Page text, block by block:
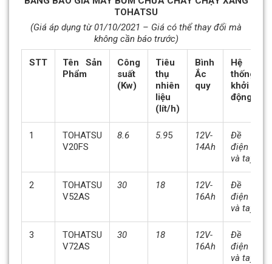
TOHATSU
(Giá áp dụng từ 01/10/2021 – Giá có thể thay đổi mà
không cần báo trước)
STT
Tên Sản
Phẩm
Công
suất
(Kw)
Tiêu
thụ
nhiên
liệu
(lít/h)
Bình
Ắc
quy
Hệ
thống
khởi
động
1
TOHATSU
V20FS
8.6 5.95
12V-
14Ah
Đề
điện
và tay
2
TOHATSU
V52AS
30 18
12V-
16Ah
Đề
điện
và tay
3
TOHATSU
V72AS
30 18
12V-
16Ah
Đề
điện
và tay